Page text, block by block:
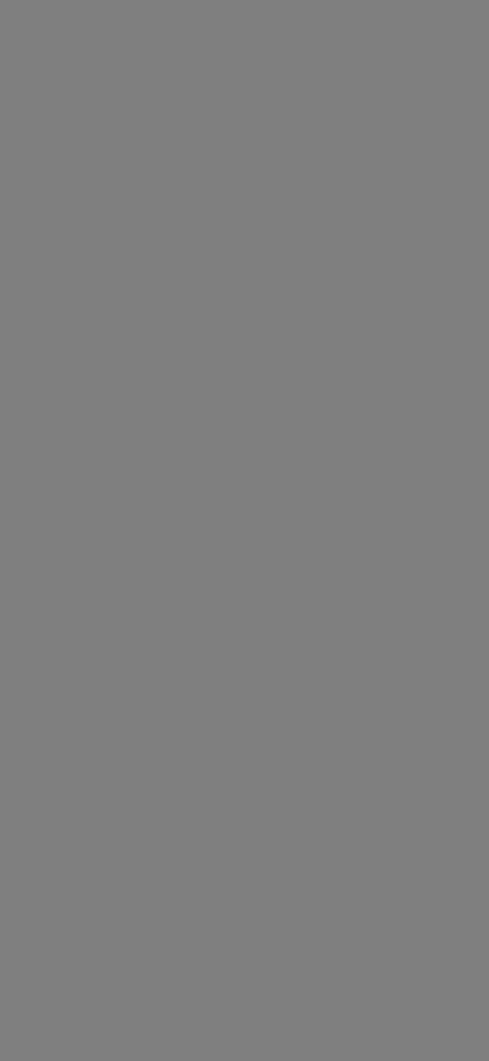
galopującej inflacji i ceny nie
zapowiadany przez Ministerstwo
czasie planują budowę swojego
dla Was jest ten artykuł.
zajmujący się zmianami na
podwyżki cen. Tutaj mówi się już
Dlatego budowa domów nie była aż
prostą bryłę i nieskomplikowaną
garażu. Zaprojektowaliśmy w nim
3 sypialnie, łazienkę, osobną
jakże ważnych rzeczy :).
stawki robót budowlanych i ceny
KNR (Katalogu Nakładów
budowy z roku 2022, 2024
wzrosty były na poziomie kilku
ok. 40% więcej środków na
część osób postanowiła poczekać z